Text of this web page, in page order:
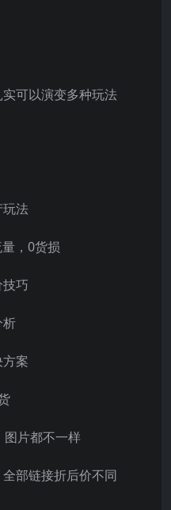
可以演变多种玩法
法
，0货损
巧
析
案
图片都不一样
部链接折后价不同